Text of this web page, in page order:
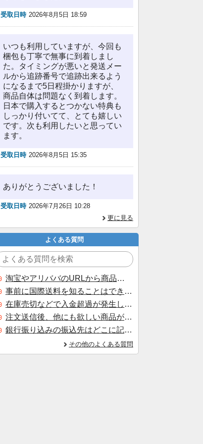
受取日時 2026年8月5日 18:59
いつも利用していますが、今回も
梱包も丁寧で無事に到着しまし
た。タイミングが悪いと発送メー
ルから追跡番号で追跡出来るよう
になるまで5日程掛かりますが、
商品自体は問題なく到着します。
日本で購入するとつかない特典も
しっかり付いてて、とても嬉しい
です。次も利用したいと思ってい
ます。
受取日時 2026年8月5日 15:35
ありがとうございました！
受取日時 2026年7月26日 10:28
更に見る
よくある質問
淘宝やアリババのURLから商品を探すことはできますか？
事前に国際送料を知ることはできますか？
在庫売切などで入金超過が発生した場合はいつ返金されますか？
注文送信後、他にも欲しい商品が見つかった場合、追加注文できますか？
銀行振り込みの振込先はどこに記載されていますか？
その他のよくある質問